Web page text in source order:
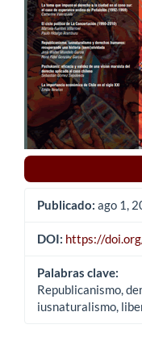
Publicado: ago 1,
DOI: https://
Palabras clave:
Republicanismo,
iusnaturalismo,